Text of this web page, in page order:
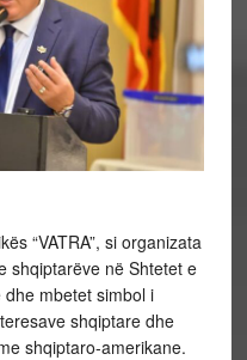
“VATRA”, si organizata
shqiptarëve në Shtetet e
mbetet simbol i
shqiptare dhe
shqiptaro-amerikane.